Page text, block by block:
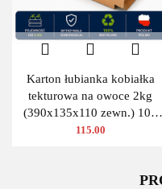
Karton łubianka kobiałka
tekturowa na owoce 2kg
(390x135x110 zewn.) 100
szt.
115.00